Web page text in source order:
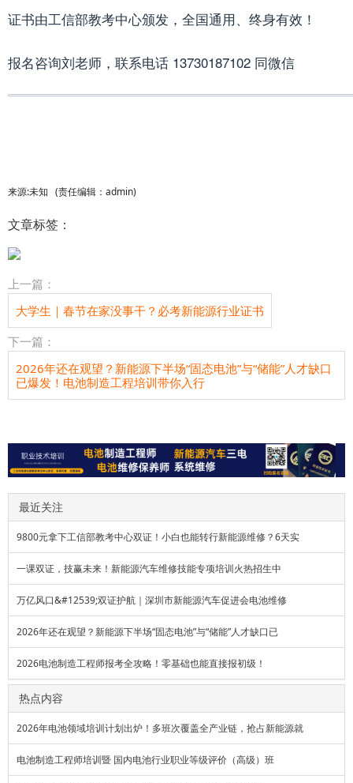
证书由工信部教考中心颁发，全国通用、终身有效！
报名咨询刘老师，联系电话 13730187102 同微信
来源:未知 (责任编辑：admin)
文章标签：
上一篇：
大学生｜春节在家没事干？必考新能源行业证书
下一篇：
2026年还在观望？新能源下半场“固态电池”与“储能”人才缺口
已爆发！电池制造工程培训带你入行
最近关注
9800元拿下工信部教考中心双证！小白也能转行新能源维修？6天实
一课双证，技赢未来！新能源汽车维修技能专项培训火热招生中
万亿风口&#12539;双证护航｜深圳市新能源汽车促进会电池维修
2026年还在观望？新能源下半场“固态电池”与“储能”人才缺口已
2026电池制造工程师报考全攻略！零基础也能直接报初级！
热点内容
2026年电池领域培训计划出炉！多班次覆盖全产业链，抢占新能源就
电池制造工程师培训暨 国内电池行业职业等级评价（高级）班